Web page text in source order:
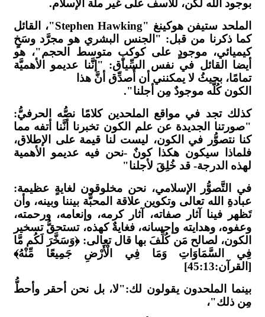
بوجود الله لكن، للأسف على غير ملَّة الإسلام.
الملحد ستيفن هوكينغ "Stephen Hawking"، القائل
كما ذكرنا من قبل: "الجنس البشري هو مجرَّد وسَخٍ
كيميائي، موجودٍ على كوكبٍ متوسط الحجم"، هو
أيضا القائل في نفس السِّياق: "إنَّنا عديمو الأهميَّة
تمامًا، بحيثُ لا يمكنني أن أُصدِّق أنَّ هذا
الكون كُلَّه موجودٌ مِن أجلنا".
كذلك تجد في مواقع الملحدين كلامًا نصُّه الحرفيُّ:
"صورتنا الجديدة عن علم الكون تخبرنا أنَّنا أتفه مما
كنا نتصوُّر في الكون، ليست لنا قيمة على الإطلاق،
فلماذا سيكون هكذا كونٌ -نحن فيه عديمو الأهمية
لهذه الدرجة- قد خُلِقَ لأجلنا"
في التَّصوُّر الإسلامي، نحن مخلوقون لغايةٍ عظيمة:
عبادةِ الله تعالى وتكوين علاقة المحبَّة بيننا وبينه، وأن
تَظهر فينا آثار صفاته، آثار كرمه، وإنعامه، ورحمته،
وعفوه، وهدايته وإحسانه، فغايةٌ كهذه، تستحقُّ تسخير
الكون، لصالح مَن كُلِّفَ بها قال تعالى: ﴿وَسَخَّرَ لَكُم مَّا
فِي السَّمَاوَاتِ وَمَا فِي الْأَرْضِ جَمِيعًا مِّنْهُ﴾
[القرآن:45:13]
بينما الملحدون يقولون لك:"لا، بل نحن أحقر وأحطُّ
مِن ذلك"،